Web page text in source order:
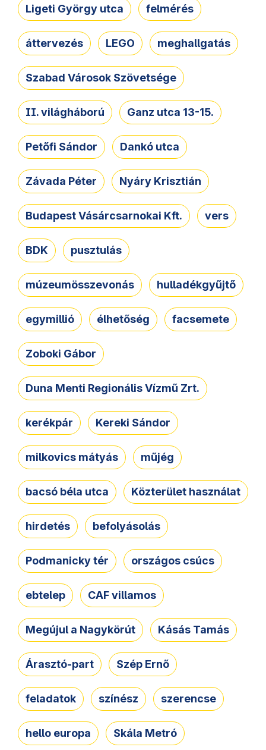
Ligeti György utca felmérés
áttervezés LEGO meghallgatás
Szabad Városok Szövetsége
II. világháború Ganz utca 13-15.
Petőfi Sándor Dankó utca
Závada Péter Nyáry Krisztián
Budapest Vásárcsarnokai Kft. vers
BDK pusztulás
múzeumösszevonás hulladékgyűjtő
egymillió élhetőség facsemete
Zoboki Gábor
Duna Menti Regionális Vízmű Zrt.
kerékpár Kereki Sándor
milkovics mátyás műjég
bacsó béla utca Közterület használat
hirdetés befolyásolás
Podmanicky tér országos csúcs
ebtelep CAF villamos
Megújul a Nagykörút Kásás Tamás
Árasztó-part Szép Ernő
feladatok színész szerencse
hello europa Skála Metró